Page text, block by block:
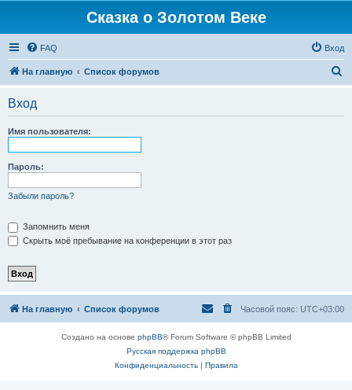
Сказка о Золотом Веке
FAQ Вход
На главную Список форумов
Вход
Имя пользователя:
Пароль:
Забыли пароль?
Запомнить меня
Скрыть моё пребывание на конференции в этот раз
На главную Список форумов Часовой пояс: UTC+03:00
Создано на основе phpBB® Forum Software © phpBB Limited
Русская поддержка phpBB
Конфиденциальность| Правила